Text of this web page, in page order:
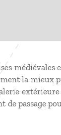
la mieux
de passage